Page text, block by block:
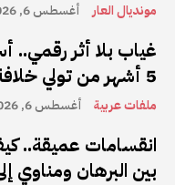
مونديال العار أغسطس 6, 2026
غياب بلا أثر رقمي..
5 أشهر من تولي خلافة إيران
ملفات عربية أغسطس 6, 2026
انقسامات عميقة..
بين البرهان ومناوي